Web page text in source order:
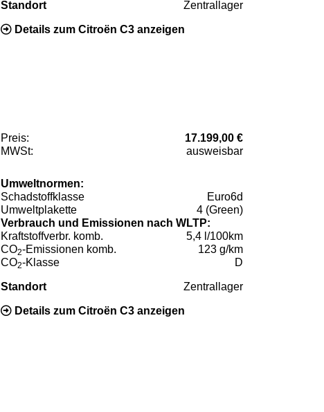
Standort Zentrallager
Details zum Citroën C3 anzeigen
Preis:
17.199,00 €
MWSt:
ausweisbar
Umweltnormen:
Schadstoffklasse
Euro6d
Umweltplakette
4 (Green)
Verbrauch und Emissionen nach WLTP:
Kraftstoffverbr. komb.
5,4 l/100km
CO2-Emissionen komb.
123 g/km
CO2-Klasse D
Standort Zentrallager
Details zum Citroën C3 anzeigen